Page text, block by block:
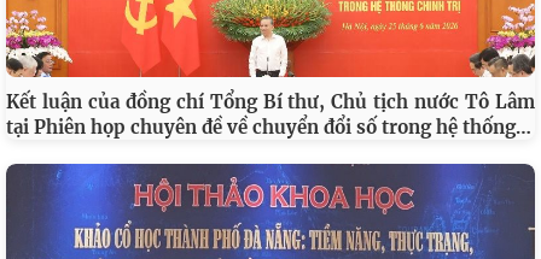
Kết luận của đồng chí Tổng Bí thư, Chủ tịch nước Tô Lâm
tại Phiên họp chuyên đề về chuyển đổi số trong hệ thống…